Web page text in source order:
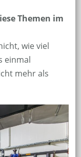
Themen im
wie viel
einmal
mehr als